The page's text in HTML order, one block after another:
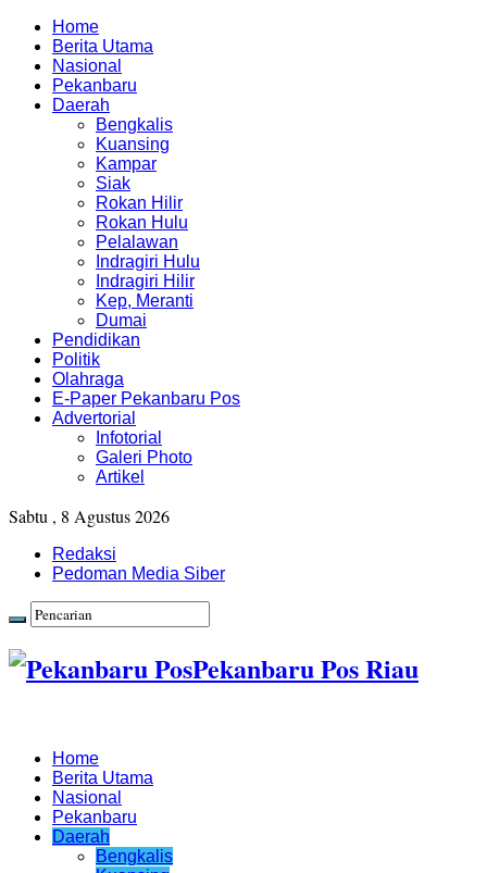
Home
Berita Utama
Nasional
Pekanbaru
Daerah
Bengkalis
Kuansing
Kampar
Siak
Rokan Hilir
Rokan Hulu
Pelalawan
Indragiri Hulu
Indragiri Hilir
Kep, Meranti
Dumai
Pendidikan
Politik
Olahraga
E-Paper Pekanbaru Pos
Advertorial
Infotorial
Galeri Photo
Artikel
Sabtu , 8 Agustus 2026
Redaksi
Pedoman Media Siber
Pekanbaru Pos Riau
Home
Berita Utama
Nasional
Pekanbaru
Daerah
Bengkalis